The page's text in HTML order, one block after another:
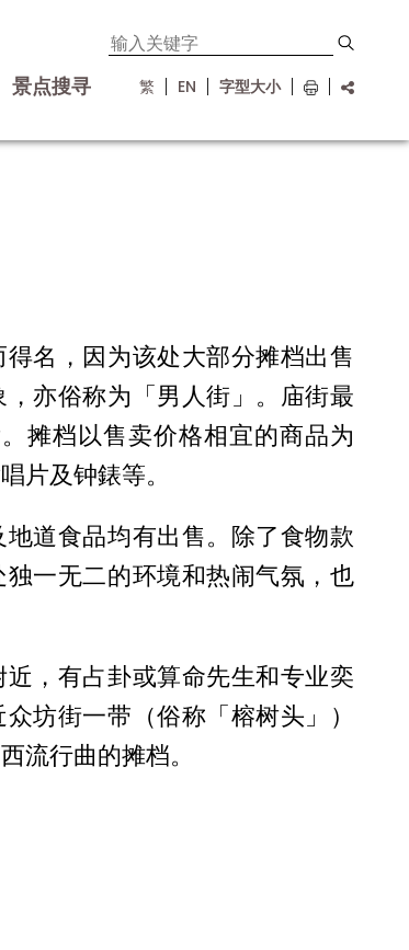
景点搜寻 繁 EN 字型大小
得名，因为该处大部分摊档出售
亦俗称为「男人街」。庙街最
摊档以售卖价格相宜的商品为
片及钟錶等。
道食品均有出售。除了食物款
一无二的环境和热闹气氛，也
，有占卦或算命先生和专业奕
坊街一带（俗称「榕树头」）
流行曲的摊档。